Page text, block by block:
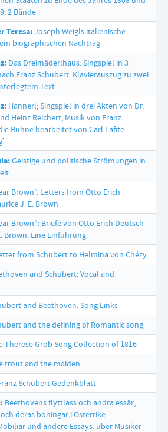
2 Bände
Teresa:Joseph Weigls italienische
biographischen Nachtrag
Das Dreimäderlhaus. Singspiel in 3
Franz Schubert. Klavierauszug zu zwei
Text
Hannerl; Singspiel in drei Akten von Dr.
Heinz Reichert, Musik von Franz
Bühne bearbeitet von Carl Lafite
Geistige und politische Strömungen in
Brown". Letters from Otto Erich
J. E. Brown
Brown": Briefe von Otto Erich Deutsch
Brown. Eine Einführung
from Schubert to Helmina von Chézy
and Schubert: Vocal and
and Beethoven: Song Links
and the defining of Romantic song
Therese Grob Song Collection of 1816
trout and the maiden
Schubert Gedenkblatt
Beethovens flyttlass och andra essär;
deras boningar i Österrike
und andere Essays; über Musiker